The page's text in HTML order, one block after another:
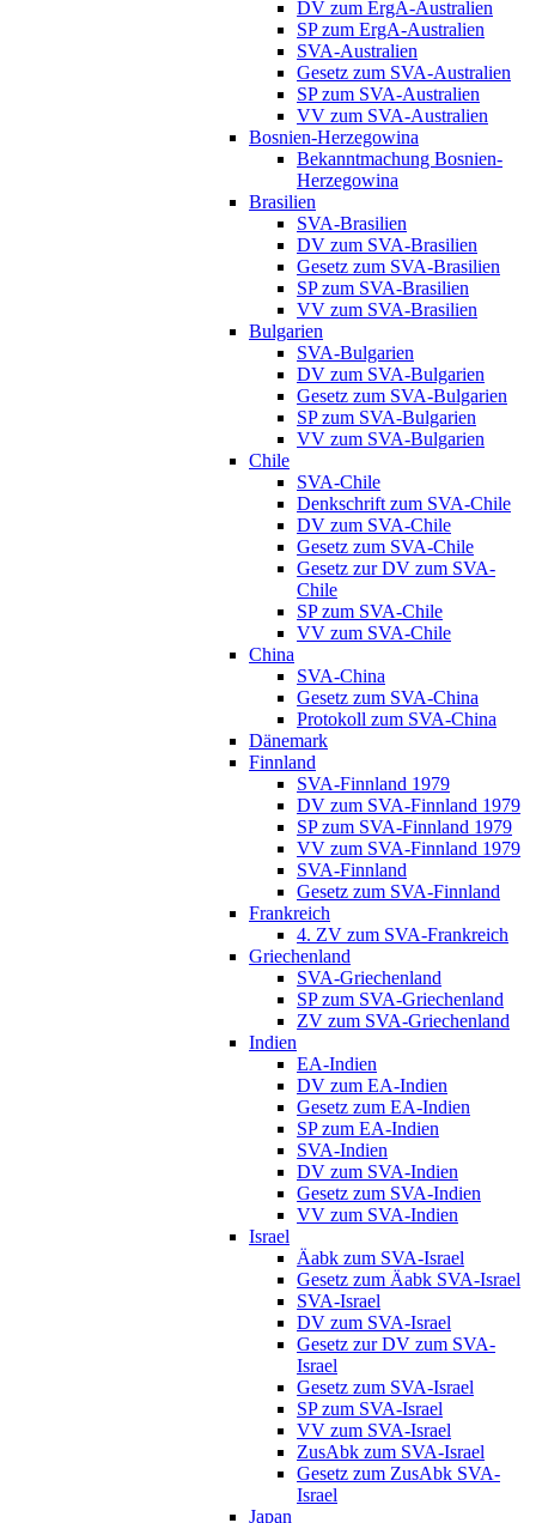
DV zum ErgA-Australien
SP zum ErgA-Australien
SVA-Australien
Gesetz zum SVA-Australien
SP zum SVA-Australien
VV zum SVA-Australien
Bosnien-Herzegowina
Bekanntmachung Bosnien-
Herzegowina
Brasilien
SVA-Brasilien
DV zum SVA-Brasilien
Gesetz zum SVA-Brasilien
SP zum SVA-Brasilien
VV zum SVA-Brasilien
Bulgarien
SVA-Bulgarien
DV zum SVA-Bulgarien
Gesetz zum SVA-Bulgarien
SP zum SVA-Bulgarien
VV zum SVA-Bulgarien
Chile
SVA-Chile
Denkschrift zum SVA-Chile
DV zum SVA-Chile
Gesetz zum SVA-Chile
Gesetz zur DV zum SVA-
Chile
SP zum SVA-Chile
VV zum SVA-Chile
China
SVA-China
Gesetz zum SVA-China
Protokoll zum SVA-China
Dänemark
Finnland
SVA-Finnland 1979
DV zum SVA-Finnland 1979
SP zum SVA-Finnland 1979
VV zum SVA-Finnland 1979
SVA-Finnland
Gesetz zum SVA-Finnland
Frankreich
4. ZV zum SVA-Frankreich
Griechenland
SVA-Griechenland
SP zum SVA-Griechenland
ZV zum SVA-Griechenland
Indien
EA-Indien
DV zum EA-Indien
Gesetz zum EA-Indien
SP zum EA-Indien
SVA-Indien
DV zum SVA-Indien
Gesetz zum SVA-Indien
VV zum SVA-Indien
Israel
Äabk zum SVA-Israel
Gesetz zum Äabk SVA-Israel
SVA-Israel
DV zum SVA-Israel
Gesetz zur DV zum SVA-
Israel
Gesetz zum SVA-Israel
SP zum SVA-Israel
VV zum SVA-Israel
ZusAbk zum SVA-Israel
Gesetz zum ZusAbk SVA-
Israel
Japan